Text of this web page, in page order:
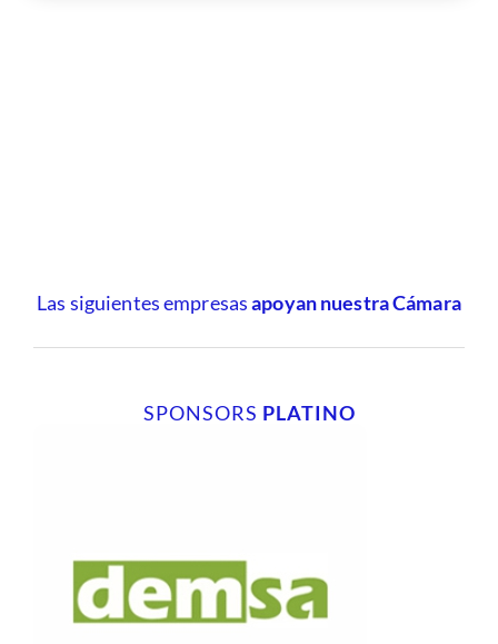
Las siguientes empresasapoyan nuestra Cámara
SPONSORS PLATINO